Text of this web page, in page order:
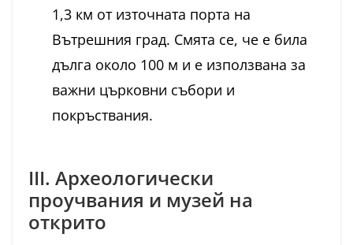
1,3 км от източната порта на
Вътрешния град. Смята се, че е била
дълга около 100 м и е използвана за
важни църковни събори и
покръствания.
III. Археологически
проучвания и музей на
открито